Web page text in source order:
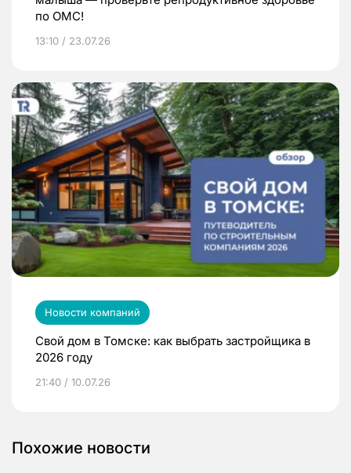
по ОМС!
13:10 / 23.07.26
Новости компаний
Свой дом в Томске: как выбрать застройщика в
2026 году
21:40 / 10.07.26
Похожие новости